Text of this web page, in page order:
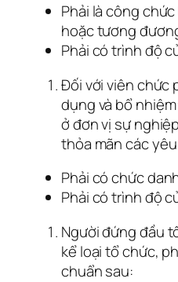
Phải là công
hoặc tương
Phải có trình độ
Đối với viên chức
dụng và bổ
ở đơn vị sự
thỏa mãn các
Phải có chức
Phải có trình độ
Người đứng đầu
kể loại tổ chức,
chuẩn sau: